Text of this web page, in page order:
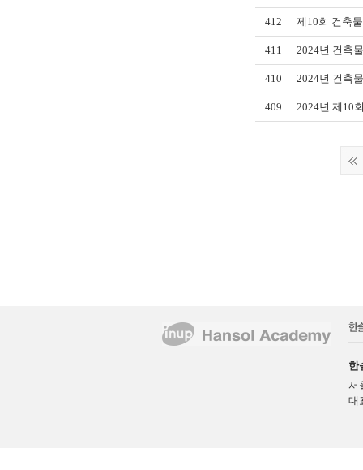
412 제10회 건축
411 2024년 건축
410 2024년 건축
409 2024년 제10
한
서
대